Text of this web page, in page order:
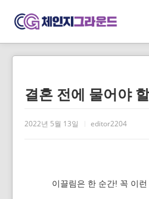
결혼 전에 물어야
2022년 5월 13일 editor2204
이끌림은 한 순간! 꼭 이